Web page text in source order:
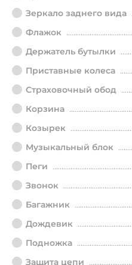
Зеркало заднего вида
Флажок
Держатель бутылки
Приставные колеса
Страховочный обод
Корзина
Козырек
Музыкальный блок
Пеги
Звонок
Багажник
Дождевик
Подножка
Защита цепи